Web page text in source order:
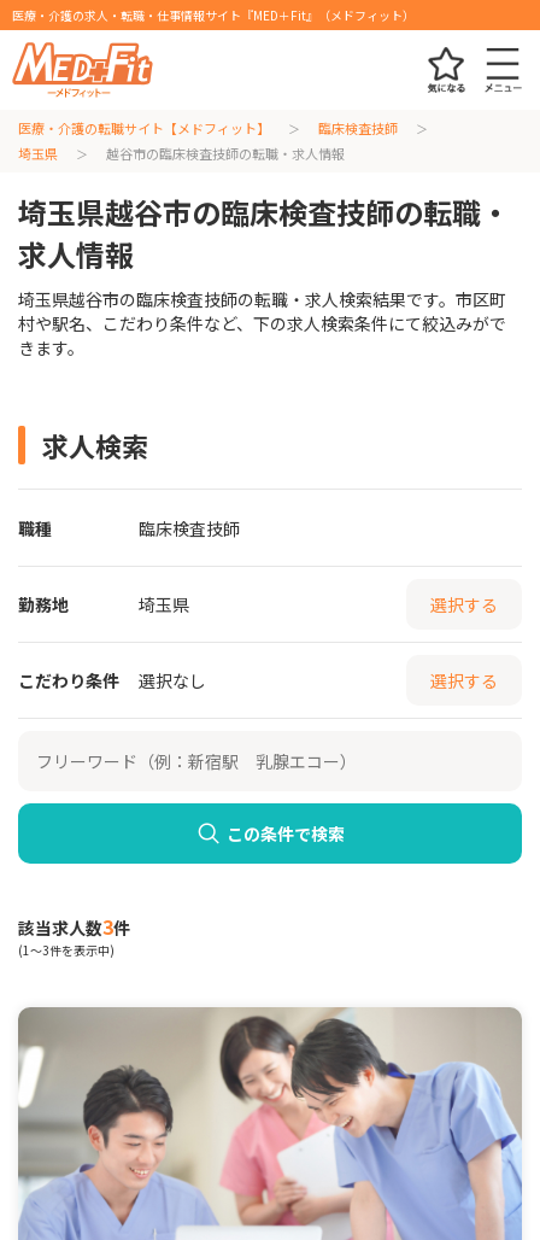
医療・介護の求人・転職・仕事情報サイト『MED＋Fit』（メドフィット）
医療・介護の転職サイト【メドフィット】
臨床検査技師
埼玉県
越谷市の臨床検査技師の転職・求人情報
埼玉県越谷市の臨床検査技師の転職・
求人情報
埼玉県越谷市の臨床検査技師の転職・求人検索結果です。市区町
村や駅名、こだわり条件など、下の求人検索条件にて絞込みがで
きます。
求人検索
職種 臨床検査技師
勤務地 埼玉県 選択する
こだわり条件 選択なし 選択する
この条件で検索
該当求人数3件
(1～3件を表示中)